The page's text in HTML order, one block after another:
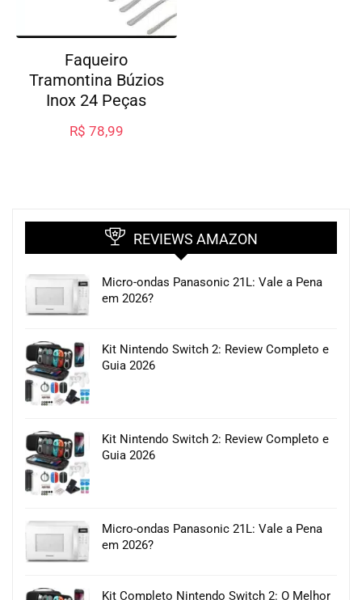
Faqueiro
Tramontina Búzios
Inox 24 Peças
R$ 78,99
REVIEWS AMAZON
Micro-ondas Panasonic 21L: Vale a Pena
em 2026?
Kit Nintendo Switch 2: Review Completo e
Guia 2026
Kit Nintendo Switch 2: Review Completo e
Guia 2026
Micro-ondas Panasonic 21L: Vale a Pena
em 2026?
Kit Completo Nintendo Switch 2: O Melhor